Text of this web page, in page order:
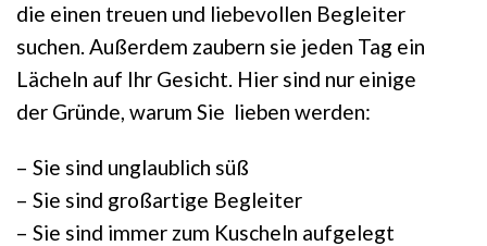
die einen treuen und liebevollen Begleiter
suchen. Außerdem zaubern sie jeden Tag ein
Lächeln auf Ihr Gesicht. Hier sind nur einige
der Gründe, warum Sie lieben werden:
– Sie sind unglaublich süß
– Sie sind großartige Begleiter
– Sie sind immer zum Kuscheln aufgelegt